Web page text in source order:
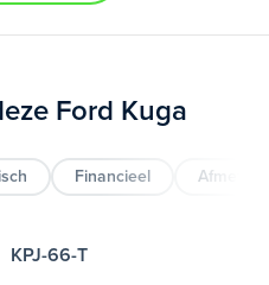
Ford Kuga
Financieel
KPJ-66-T